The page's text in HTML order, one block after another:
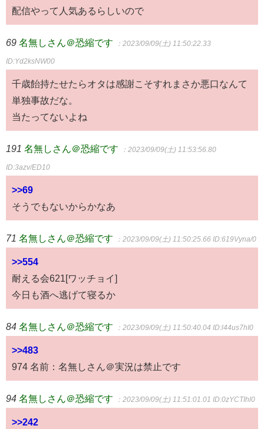
配信やって人気あるらしいので
69 名無しさん＠恐縮です ：2023/09/09(土) 11:50:22.33
ID:Yd2ksNW00
千歳飴持たせたらオタは感謝こそすれまさか悪口なんて
単独事故だな。
当たってないよね
191 名無しさん＠恐縮です ：2023/09/09(土) 11:53:56.80
ID:3azv/ED10
>>69
そうでもないからかなあ
71 名無しさん＠恐縮です ：2023/09/09(土) 11:50:25.66 ID:619Vyna/0
>>554
耐える会621[ワッチョイ]
今日も酒へ逃げて寝るか
84 名無しさん＠恐縮です ：2023/09/09(土) 11:50:40.04 ID:l44us7hI0
>>483
974 名前：名無しさん＠実況は禁止です
94 名無しさん＠恐縮です ：2023/09/09(土) 11:51:01.01 ID:0zYCTIhl0
>>242